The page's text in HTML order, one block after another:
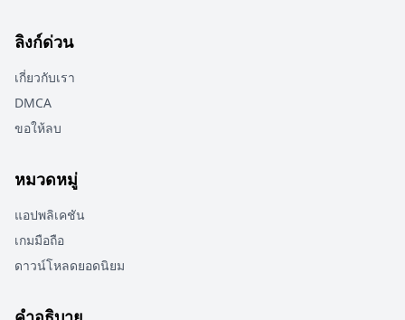
ลิงก์ด่วน
เกี่ยวกับเรา
DMCA
ขอให้ลบ
หมวดหมู่
แอปพลิเคชัน
เกมมือถือ
ดาวน์โหลดยอดนิยม